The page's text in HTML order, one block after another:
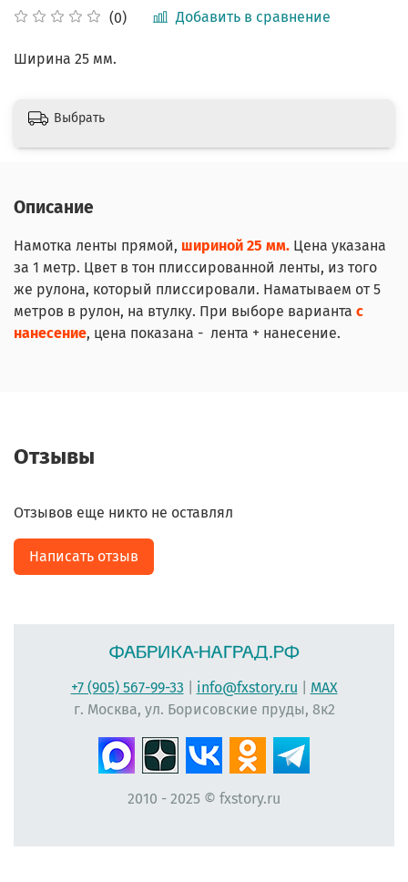
(0) Добавить в сравнение
Ширина 25 мм.
Выбрать
Описание
Намотка ленты прямой, шириной 25 мм. Цена указана
за 1 метр. Цвет в тон плиссированной ленты, из того
же рулона, который плиссировали. Наматываем от 5
метров в рулон, на втулку. При выборе варианта с
нанесение, цена показана - лента + нанесение.
Отзывы
Отзывов еще никто не оставлял
Написать отзыв
+7 (905) 567-99-33 info@fxstory.ru
MAX
г. Москва, ул. Борисовские пруды, 8к2
2010 - 2025 © fxstory.ru